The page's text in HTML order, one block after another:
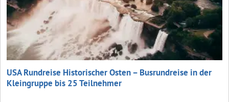
USA Rundreise Historischer Osten – Busrundreise in der
Kleingruppe bis 25 Teilnehmer